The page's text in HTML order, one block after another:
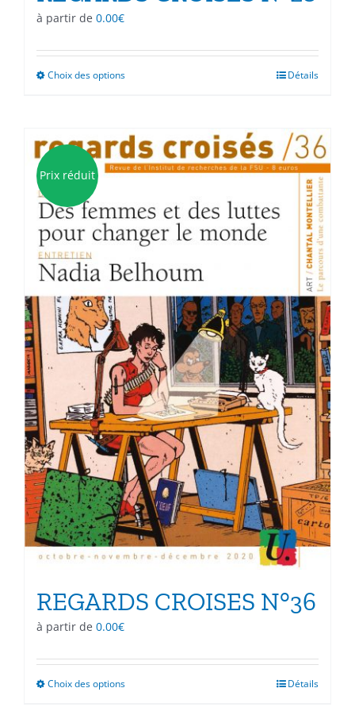
à partir de 0.00€
Choix des optionsCe
variations.
Les
être
choisies
sur
la
page
du
produit
Détails
Prix réduit
REGARDS CROISES N°36
à partir de 0.00€
Choix des optionsCe
Détails